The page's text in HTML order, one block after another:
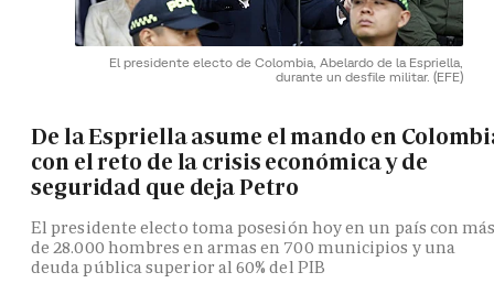
El presidente electo de Colombia, Abelardo de la Espriella,
durante un desfile militar. (EFE)
De la Espriella asume el mando en
con el reto de la crisis económica y de
seguridad que deja Petro
El presidente electo toma posesión hoy en un país con
de 28.000 hombres en armas en 700 municipios y una
deuda pública superior al 60% del PIB